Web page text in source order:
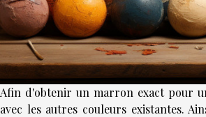
Afin d'obtenir un marron exact pour
avec les autres couleurs existantes.